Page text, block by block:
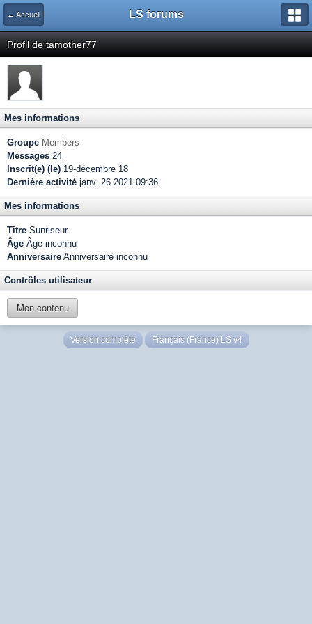
← Accueil LS forums
Profil de tamother77
Mes informations
Groupe Members
Messages 24
Inscrit(e) (le) 19-décembre 18
Dernière activité janv. 26 2021 09:36
Mes informations
Titre Sunriseur
Âge Âge inconnu
Anniversaire Anniversaire inconnu
Contrôles utilisateur
Mon contenu
Version complète Français (France) LS v4